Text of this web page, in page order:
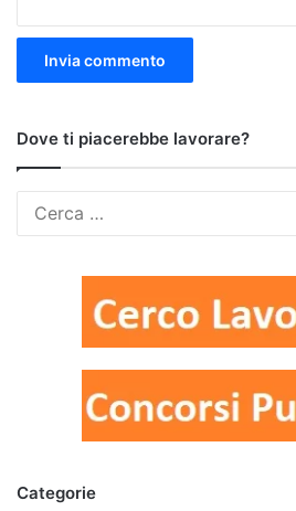
Dove ti piacerebbe lavorare?
Categorie